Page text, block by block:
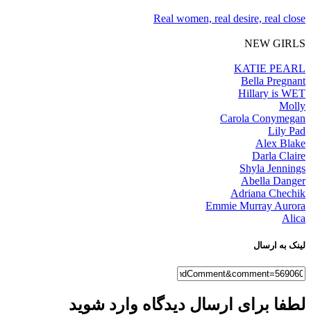
Real women, real desire, real close
NEW GIRLS
KATIE PEARL
Bella Pregnant
Hillary is WET
Molly
Carola Conymegan
Lily Pad
Alex Blake
Darla Claire
Shyla Jennings
Abella Danger
Adriana Chechik
Emmie Murray Aurora
Alica
لینک به ارسال
لطفا برای ارسال دیدگاه وارد شوید